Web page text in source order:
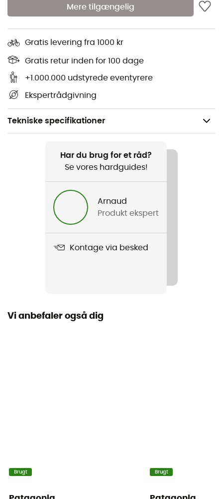
Mere tilgængelig
Gratis levering fra 1000 kr
Gratis retur inden for 100 dage
+1.000.000 udstyrede eventyrere
Ekspertrådgivning
Tekniske specifikationer
Girls' Everyday Ready Pants
Har du brug for et råd?
Se vores hardguides!
Arnaud
Produkt ekspert
Kontage via besked
Vi anbefaler også dig
Brugt Brugt